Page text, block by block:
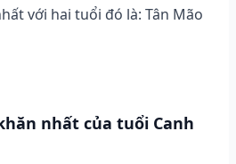
với hai tuổi đó là: Tân Mão
nhất của tuổi Canh